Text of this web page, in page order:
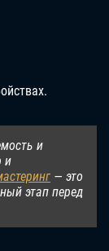
и
и
— это
этап перед